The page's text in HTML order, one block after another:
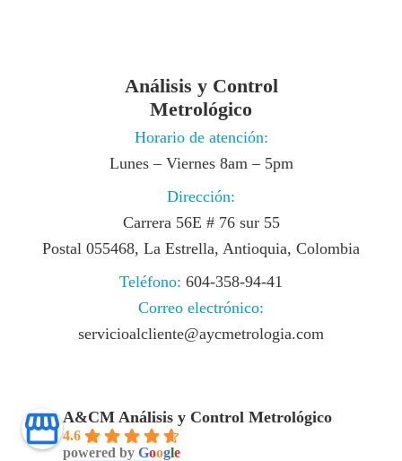
Análisis y Control
Metrológico
Horario de atención:
Lunes – Viernes 8am – 5pm
Dirección:
Carrera 56E # 76 sur 55
Postal 055468, La Estrella, Antioquia, Colombia
Teléfono: 604-358-94-41
Correo electrónico:
servicioalcliente@aycmetrologia.com
A&CM Análisis y Control Metrológico
4.6
powered by Google